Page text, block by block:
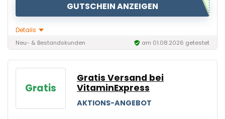
GUTSCHEIN ANZEIGEN
Details
Neu- & Bestandskunden am 01.08.2026 getestet
Gratis
Gratis Versand bei
VitaminExpress
AKTIONS-ANGEBOT